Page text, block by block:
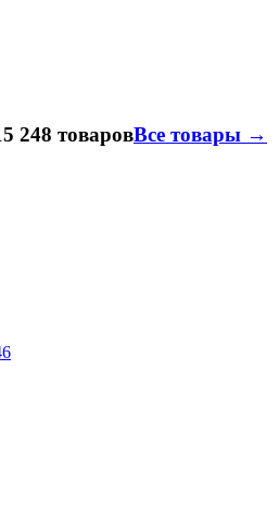
248 товаровВсе товары →